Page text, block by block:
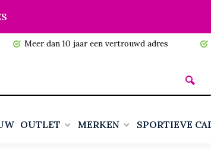
Meer dan 10 jaar een vertrouwd adres
OUTLET MERKEN SPORTIEVE